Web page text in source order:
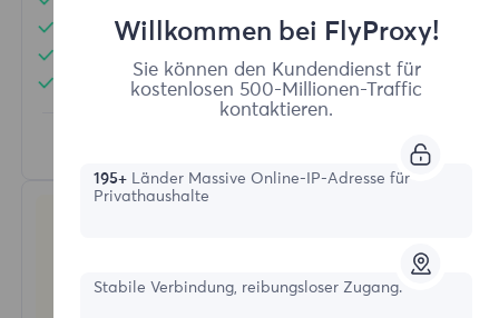
Mehr als 50 Regionen weltweit
Zufälliges Land
Echte dynamische Wohnsitz-Proxy
Willkommen bei FlyProxy!
Sie können den Kundendienst für
kostenlosen 500-Millionen-Traffic
kontaktieren.
195+ Länder Massive Online-IP-Adresse für
Privathaushalte
Stabile Verbindung, reibungsloser Zugang.